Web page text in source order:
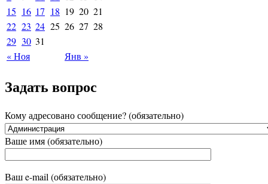
« Ноя Янв »
15 16 17 18 19 20 21
22 23 24 25 26 27 28
29 30 31
Задать вопрос
Кому адресовано сообщение? (обязательно)
Ваше имя (обязательно)
Ваш e-mail (обязательно)